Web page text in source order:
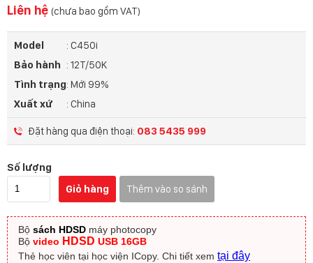
Liên hệ (chưa bao gồm VAT)
Model
: C450i
Bảo hành : 12T/50K
Tình trạng: Mới 99%
Xuất xứ
: China
Đặt hàng qua điện thoại: 083 5435 999
Số lượng
Giỏ hàng
Thêm vào so sánh
Bộ sách HDSD máy photocopy
Bộ video HDSD USB 16GB
Thẻ học viên tại học viện ICopy. Chi tiết xem tại đây